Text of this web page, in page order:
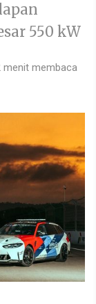
550 kW
menit membaca